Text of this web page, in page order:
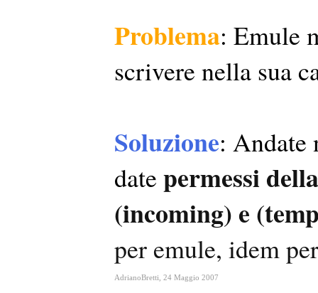
Problema: Emule
scrivere nella sua
Soluzione: Andate
date permessi
(incoming) e
per emule, idem
AdrianoBretti 24 Maggio 2007